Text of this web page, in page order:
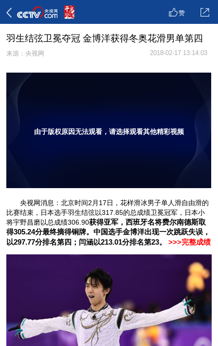
赞
羽生结弦卫冕夺冠 金博洋获得冬奥花滑男单第四
来源：央视网 2018-02-17 13:14:03
由于版权原因无法观看，请选择观看其他精彩视频
央视网消息：北京时间2月17日，花样滑冰男子单人滑自由滑的
比赛结束，日本选手羽生结弦以317.85的总成绩卫冕冠军，日本小
将宇野昌磨以总成绩306.90获得亚军，西班牙名将费尔南德斯取
得305.24分最终摘得铜牌。中国选手金博洋出现一次跳跃失误，
以297.77分排名第四；闫涵以213.01分排名第23。
>>>完整成绩